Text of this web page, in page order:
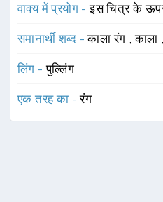
वाक्य में प्रयोग -इस चित्र के
समानार्थी शब्द -काला रंग ,काला
लिंग -पुल्लिंग
एक तरह का -रंग